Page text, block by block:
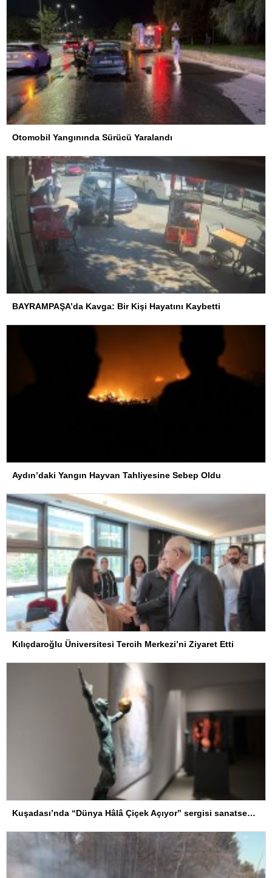
Otomobil Yangınında Sürücü Yaralandı
BAYRAMPAŞA’da Kavga: Bir Kişi Hayatını Kaybetti
Aydın’daki Yangın Hayvan Tahliyesine Sebep Oldu
Kılıçdaroğlu Üniversitesi Tercih Merkezi’ni Ziyaret Etti
Kuşadası’nda “Dünya Hâlâ Çiçek Açıyor” sergisi sanatseverlerle buluşuyor